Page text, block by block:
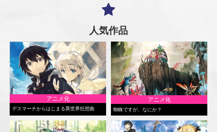
人気作品
アニメ化
デスマーチからはじまる異世界狂想曲
アニメ化
蜘蛛ですが、なにか？